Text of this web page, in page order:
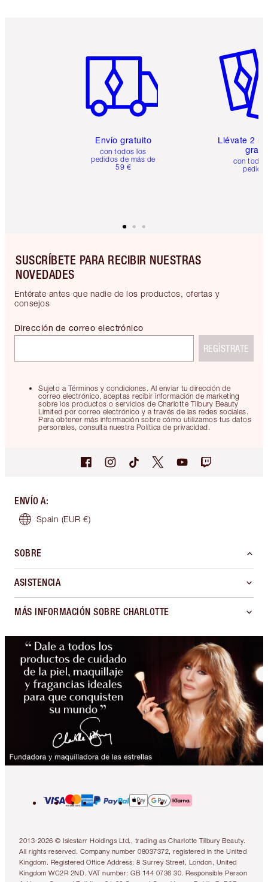
Envío gratuito
con todos los
pedidos de más de
59 €
Llévate 2
gratis
con
SUSCRÍBETE PARA RECIBIR NUESTRAS
NOVEDADES
Entérate antes que nadie de los productos, ofertas y
consejos
Sujeto a Términos y condiciones. Al enviar tu dirección de
correo electrónico, aceptas recibir información de marketing
sobre los productos o servicios de Charlotte Tilbury Beauty
Limited por correo electrónico y a través de las redes sociales.
Para obtener más información sobre cómo utilizamos tus datos
personales, consulta nuestra Política de privacidad.
Dirección de correo electrónico
REGÍSTRATE
ENVÍO A:
Spain (EUR €)
SOBRE
ASISTENCIA
MÁS INFORMACIÓN SOBRE CHARLOTTE
2013-2026 © Islestarr Holdings Ltd., trading as Charlotte Tilbury Beauty.
All rights reserved. Company number 08037372, registered in the United
Kingdom. Registered Office Address: 8 Surrey Street, London, United
Kingdom WC2R 2ND. VAT number: GB 144 0736 30. Responsible Person